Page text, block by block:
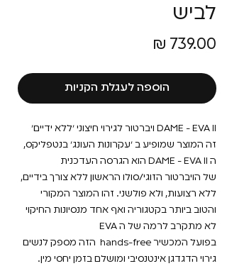
לביש
הוספה לעגלת הקניות
DAME - EVA II ויברטור לגירוי חיצוני ׳ללא ידיים׳
זה המוצר שמופיע ב ׳עקרונות העונג׳ בנטפליקס,
ה DAME - EVA II הוא הגרסה העדכנית
של הויברטור הזוגי/סולו הראשון ללא צורך בידיים,
ללא רצועות, ולא פולשני. זהו המוצר המקורי
והטוב ביותר בקטגוריה ואף אחד מנסיונות החיקוי
לא מתקרב לרמה של ה EVA
בפועל המכשיר hands-free הזה מספק לנשים
גירוי הדגדגן אינטנסיבי ומושלם בזמן יחסי מין.